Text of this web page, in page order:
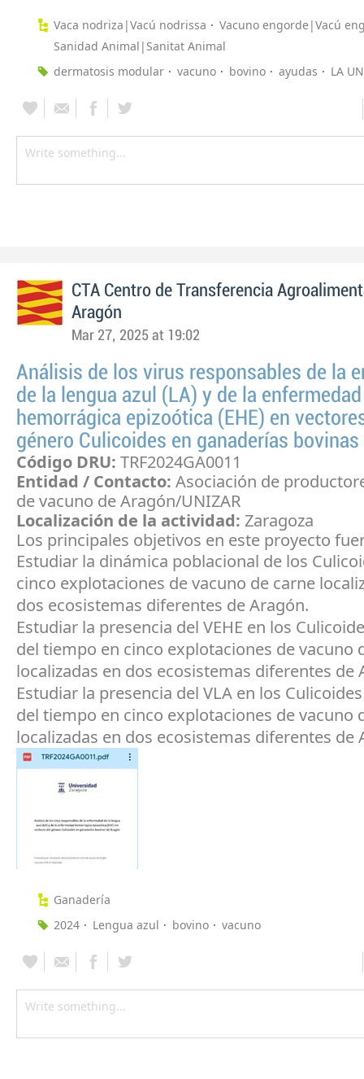
Vaca nodriza|Vacú nodrissa
Vacuno engorde|Vacú
Sanidad Animal|Sanitat Animal
dermatosis modular
vacuno bovino ayudas LA
CTA Centro de Transferencia
Aragón
Mar 27, 2025 at 19:02
Análisis de los virus responsables de la
de la lengua azul (LA) y de la enfermedad
hemorrágica epizoótica (EHE) en
género Culicoides en ganaderías
Código DRU: TRF2024GA0011
Entidad / Contacto: Asociación de
de vacuno de Aragón/UNIZAR
Localización de la actividad: Zaragoza
Los principales objetivos en este proyecto
Estudiar la dinámica poblacional de los
cinco explotaciones de vacuno de carne
dos ecosistemas diferentes de Aragón.
Estudiar la presencia del VEHE en los
del tiempo en cinco explotaciones de vacuno
localizadas en dos ecosistemas diferentes de
Estudiar la presencia del VLA en los
del tiempo en cinco explotaciones de vacuno
localizadas en dos ecosistemas diferentes de
Ganadería
2024
Lengua azul bovino vacuno